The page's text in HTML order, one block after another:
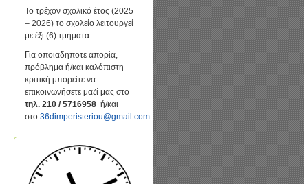
Το τρέχον σχολικό έτος (2025
– 2026) το σχολείο λειτουργεί
με έξι (6) τμήματα.
Για οποιαδήποτε απορία,
πρόβλημα ή/και καλόπιστη
κριτική μπορείτε να
επικοινωνήσετε μαζί μας στο
τηλ. 210 / 5716958 ή/και
στο 36dimperisteriou@gmail.com